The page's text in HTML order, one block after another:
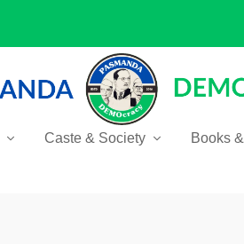
Caste & Society Books